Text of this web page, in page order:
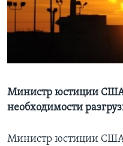
Learning English
Языки
Министр юстиции США
необходимости
Министр юстиции США